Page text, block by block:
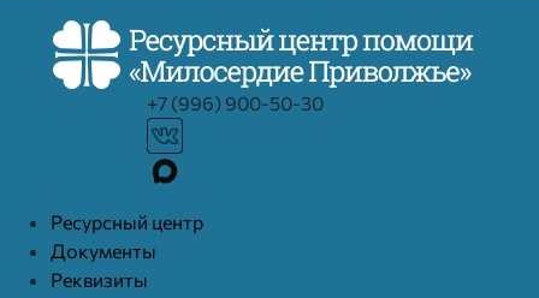
+7 (996) 900-50-30
Ресурcный центр
Документы
Реквизиты